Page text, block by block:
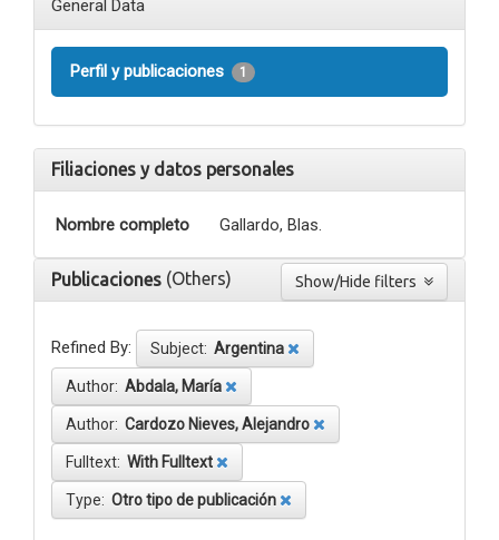
General Data
Perfil y publicaciones 1
Filiaciones y datos personales
Nombre completo Gallardo, Blas.
Publicaciones (Others)
Refined By: Subject: Argentina
Author: Abdala, María
Author: Cardozo Nieves, Alejandro
Fulltext: With Fulltext
Type: Otro tipo de publicación